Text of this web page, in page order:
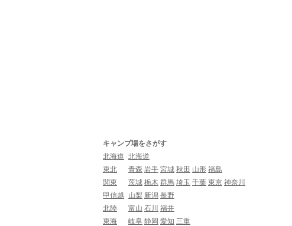
キャンプ場をさがす
北海道 北海道
東北
青森 岩手 宮城 秋田 山形 福島
関東
茨城 栃木 群馬 埼玉 千葉 東京 神奈川
甲信越
山梨 新潟 長野
北陸
富山 石川 福井
東海
岐阜 静岡 愛知 三重